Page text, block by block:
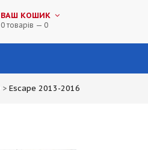
ВАШ КОШИК
0 товарів — 0
> Escape 2013-2016